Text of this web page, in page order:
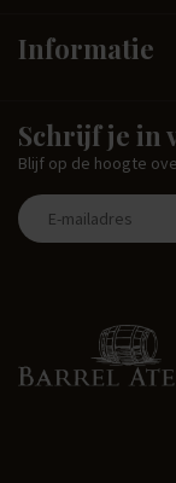
Informatie
Schrijf je in
Blijf op de hoogte